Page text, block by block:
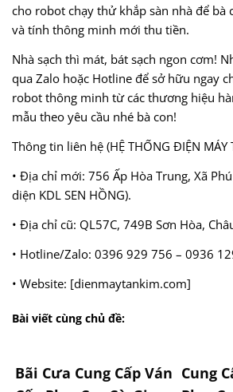
cho robot chạy thử khắp sàn nhà để bà
và tính thông minh mới thu tiền.
Nhà sạch thì mát, bát sạch ngon cơm!
qua Zalo hoặc Hotline để sở hữu ngay
robot thông minh từ các thương hiệu
mẫu theo yêu cầu nhé bà con!
Thông tin liên hệ (HỆ THỐNG ĐIỆN MÁY
• Địa chỉ mới: 756 Ấp Hòa Trung, Xã
diện KDL SEN HỒNG).
• Địa chỉ cũ: QL57C, 749B Sơn Hòa,
• Hotline/Zalo: 0396 929 756 – 0936
• Website: [dienmaytankim.com]
Bài viết cùng chủ đề:
Bãi Cưa Cung Cấp Ván Cung